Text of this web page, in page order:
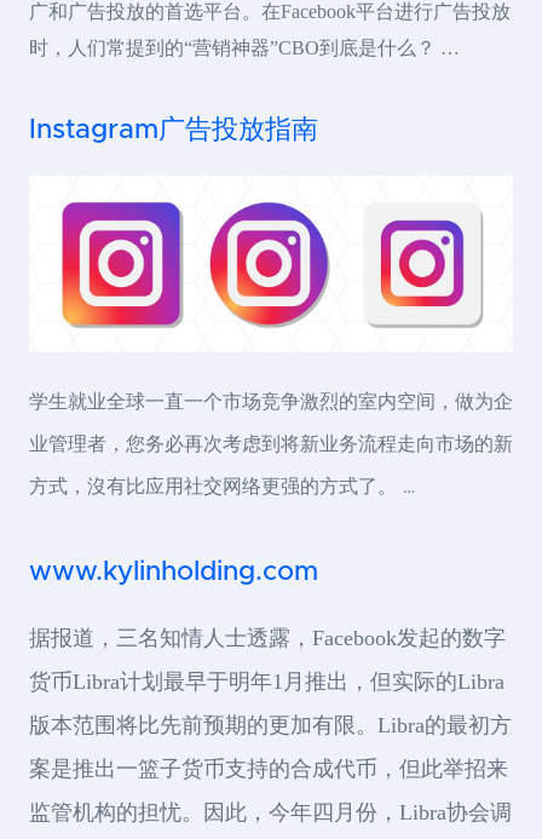
广和广告投放的首选平台。在Facebook平台进行广告投放
时，人们常提到的“营销神器”CBO到底是什么？ …
Instagram广告投放指南
学生就业全球一直一个市场竞争激烈的室内空间，做为企
业管理者，您务必再次考虑到将新业务流程走向市场的新
方式，沒有比应用社交网络更强的方式了。 …
www.kylinholding.com
据报道，三名知情人士透露，Facebook发起的数字
货币Libra计划最早于明年1月推出，但实际的Libra
版本范围将比先前预期的更加有限。Libra的最初方
案是推出一篮子货币支持的合成代币，但此举招来
监管机构的担忧。因此，今年四月份，Libra协会调